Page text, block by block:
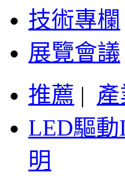
技術專欄
展覽會議
推薦 |
LED驅動
明